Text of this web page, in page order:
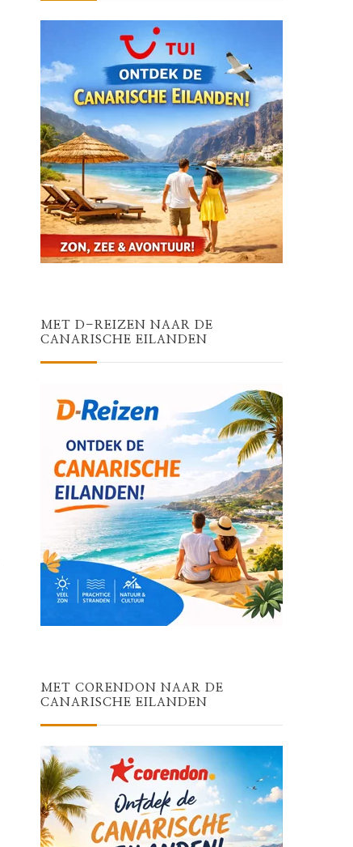
MET D-REIZEN NAAR DE
CANARISCHE EILANDEN
MET CORENDON NAAR DE
CANARISCHE EILANDEN